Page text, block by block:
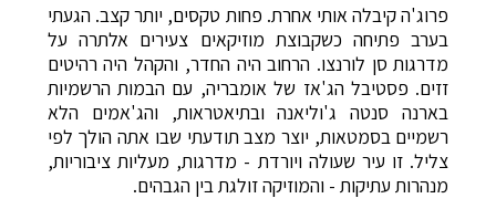
פרוג'ה קיבלה אותי אחרת. פחות טקסים, יותר קצב. הגעתי
בערב פתיחה כשקבוצת מוזיקאים צעירים אלתרה על
מדרגות סן לורנצו. הרחוב היה החדר, והקהל היה רהיטים
זזים. פסטיבל הג'אז של אומבריה, עם הבמות הרשמיות
בארנה סנטה ג'וליאנה ובתיאטראות, והג'אמים הלא
רשמיים בסמטאות, יוצר מצב תודעתי שבו אתה הולך לפי
צליל. זו עיר שעולה ויורדת - מדרגות, מעליות ציבוריות,
מנהרות עתיקות - והמוזיקה זולגת בין הגבהים.